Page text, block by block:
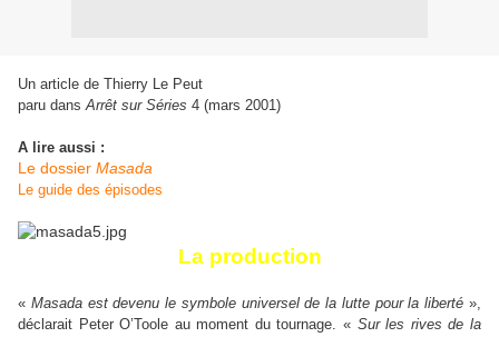
Un article de Thierry Le Peut
paru dansArrêt sur Séries 4 (mars 2001)
A lire aussi :
Le dossier Masada
Le guide des épisodes
La production
« Masada est devenu le symbole universel de la lutte pour la liberté »,
déclarait Peter O’Toole au moment du tournage. « Sur les rives de la